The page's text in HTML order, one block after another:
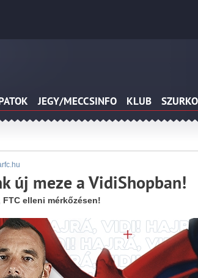
JEGY/MECCSINFO KLUB
új meze a VidiShopban!
elleni mérkőzésen!